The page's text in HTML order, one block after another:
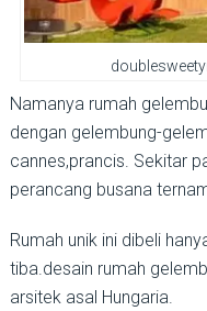
Namanya rumah
dengan gelembung-
cannes,prancis. Sekitar
perancang busana
Rumah unik ini dibeli
tiba.desain rumah
arsitek asal Hungaria.